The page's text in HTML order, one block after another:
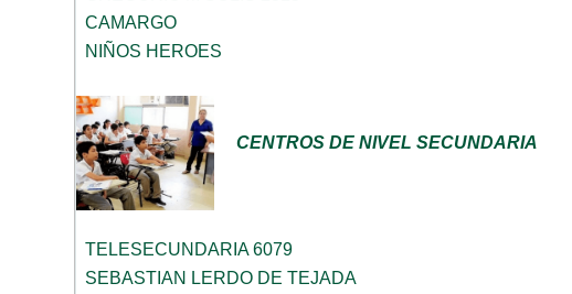
CAMARGO
NIÑOS HEROES
CENTROS DE NIVEL SECUNDARIA
TELESECUNDARIA 6079
SEBASTIAN LERDO DE TEJADA